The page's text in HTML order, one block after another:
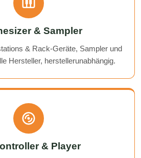
& Sampler
& Rack-Geräte, Sampler und
Hersteller, herstellerunabhängig.
& Player